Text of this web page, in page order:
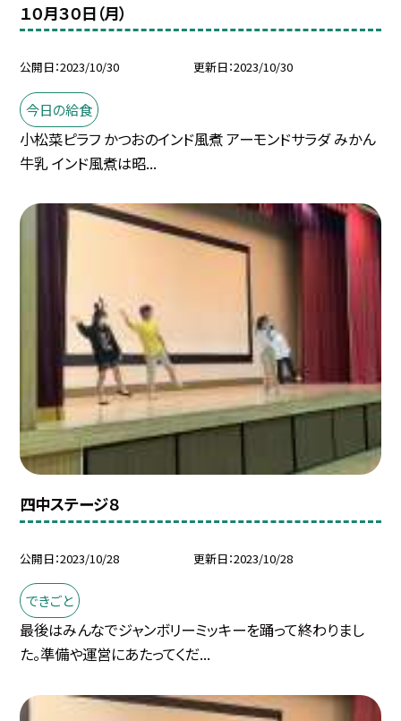
１０月３０日（月）
公開日 2023/10/30 更新日 2023/10/30
今日の給食
小松菜ピラフ かつおのインド風煮 アーモンドサラダ みかん
牛乳 インド風煮は昭...
四中ステージ８
公開日 2023/10/28 更新日 2023/10/28
できごと
最後はみんなでジャンボリーミッキーを踊って終わりまし
た。準備や運営にあたってくだ...